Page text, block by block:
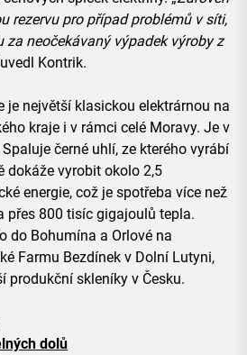
rezervu pro případ problémů v síti,
neočekávaný výpadek výroby z
Kontrik.
je největší klasickou elektrárnou na
kraje i v rámci celé Moravy. Je v
černé uhlí, ze kterého vyrábí
dokáže vyrobit okolo 2,5
energie, což je spotřeba více než
přes 800 tisíc gigajoulů tepla.
do Bohumína a Orlové na
Farmu Bezdínek v Dolní Lutyni,
produkční skleníky v Česku.
dolů